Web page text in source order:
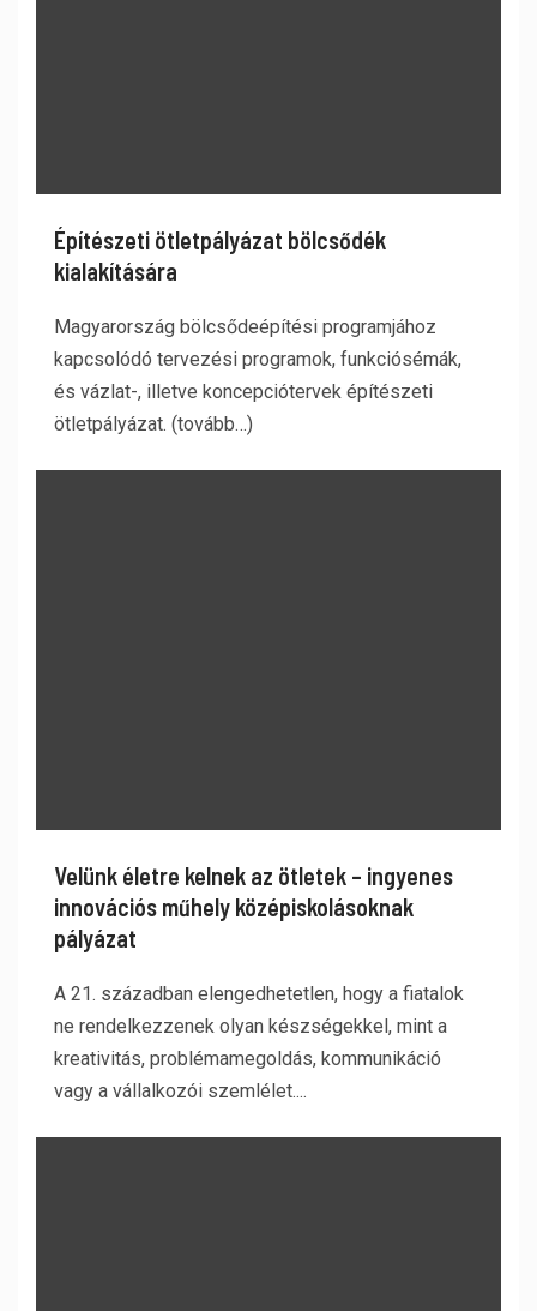
Építészeti ötletpályázat bölcsődék
kialakítására
Magyarország bölcsődeépítési programjához
kapcsolódó tervezési programok, funkciósémák,
és vázlat-, illetve koncepciótervek építészeti
ötletpályázat. (tovább…)
Velünk életre kelnek az ötletek – ingyenes
innovációs műhely középiskolásoknak
pályázat
A 21. században elengedhetetlen, hogy a fiatalok
ne rendelkezzenek olyan készségekkel, mint a
kreativitás, problémamegoldás, kommunikáció
vagy a vállalkozói szemlélet....